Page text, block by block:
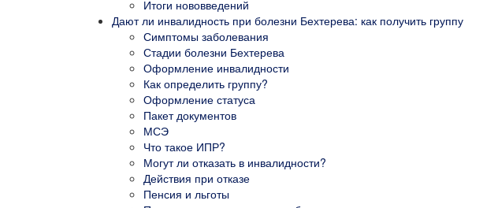
Итоги нововведений
Дают ли инвалидность при болезни Бехтерева: как получить группу
Симптомы заболевания
Стадии болезни Бехтерева
Оформление инвалидности
Как определить группу?
Оформление статуса
Пакет документов
МСЭ
Что такое ИПР?
Могут ли отказать в инвалидности?
Действия при отказе
Пенсия и льготы